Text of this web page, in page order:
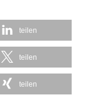
teilen
teilen
teilen